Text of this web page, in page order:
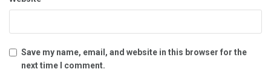
Save my name, email, and website in this browser for the
next time I comment.